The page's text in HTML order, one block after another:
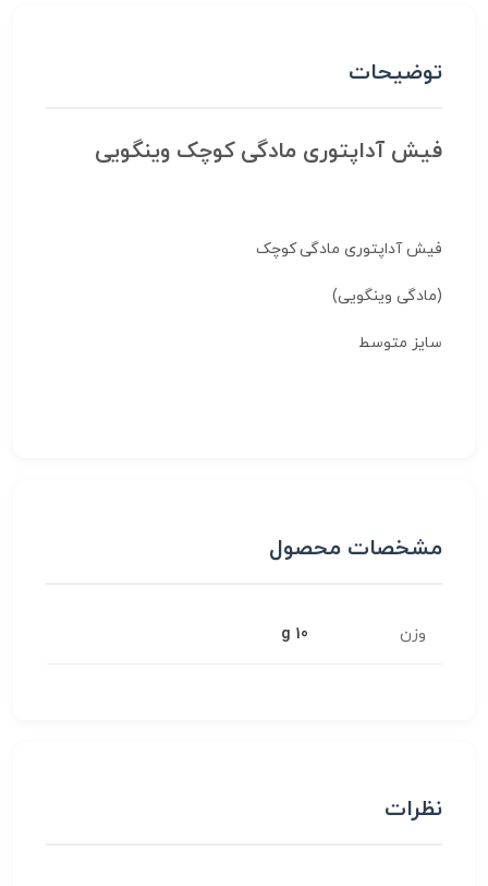
توضیحات
فیش آداپتوری مادگی کوچک وینگویی
فیش آداپتوری مادگی کوچک
(مادگی وینگویی)
سایز متوسط
مشخصات محصول
وزن 10 g
نظرات